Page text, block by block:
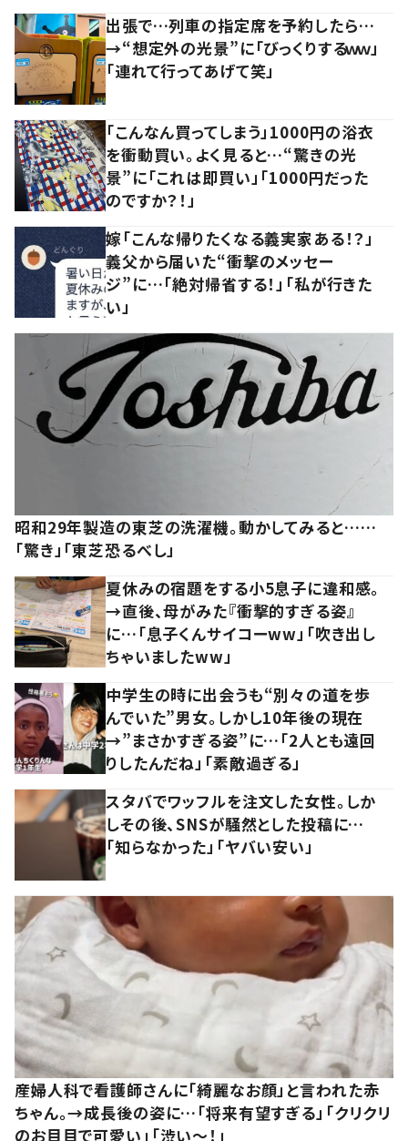
出張で…列車の指定席を予約したら…
→“想定外の光景”に「びっくりするｗｗ」
「連れて行ってあげて笑」
「こんなん買ってしまう」1000円の浴衣
を衝動買い。よく見ると…“驚きの光
景”に「これは即買い」「1000円だった
のですか？！」
嫁「こんな帰りたくなる義実家ある！？」
義父から届いた“衝撃のメッセー
ジ”に…「絶対帰省する！」「私が行きた
い」
昭和29年製造の東芝の洗濯機。動かしてみると……
「驚き」「東芝恐るべし」
夏休みの宿題をする小5息子に違和感。
→直後、母がみた『衝撃的すぎる姿』
に…「息子くんサイコーww」「吹き出し
ちゃいましたww」
中学生の時に出会うも“別々の道を歩
んでいた”男女。しかし10年後の現在
→”まさかすぎる姿”に…「2人とも遠回
りしたんだね」「素敵過ぎる」
スタバでワッフルを注文した女性。しか
しその後、SNSが騒然とした投稿に…
「知らなかった」「ヤバい安い」
産婦人科で看護師さんに「綺麗なお顔」と言われた赤
ちゃん。→成長後の姿に…「将来有望すぎる」「クリクリ
のお目目で可愛い」「渋い～！」